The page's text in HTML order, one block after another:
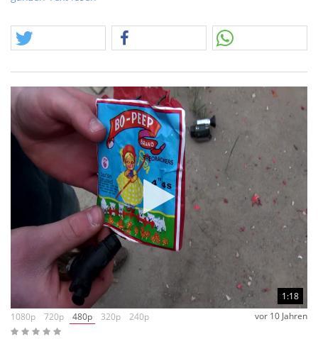
Böller D in rotem Seidenpapier mit Bo Peep. Nunja, es
handelt sich dabei sicherlich um eine der letzten
Ausführungen, die um das Jahr 2000 noch als Schinken
hergestellt wurde. Leider ist das Papier nicht ganz so robust,
wie ein Umkarton, daher können die zur Auslieferung
kommenden Schinken bereits eingerissen sein. Damit sich
der Zustand nicht noch weiter verschlechtert, sind bereits
jetzt alle Schinken in Folie eingeschlagen! Wir wünschen euch
mit diesem Angebot viel Spaß!
1:18
1080p
720p 480p 320p 240p vor 10 Jahren